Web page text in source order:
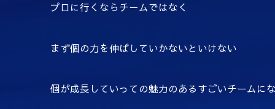
プロに行くならチームではなく
まず個の力を伸ばしていかないといけない
個が成長していっての魅力のあるすごいチームに